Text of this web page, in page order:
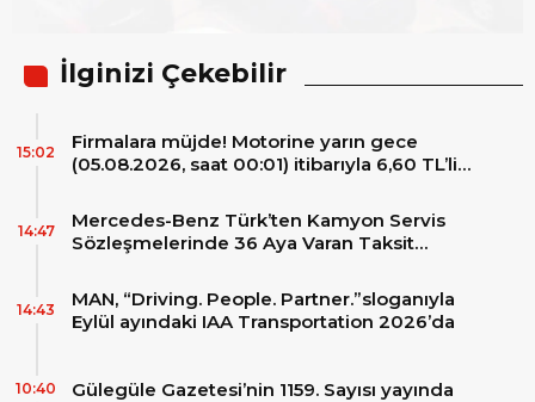
İlginizi Çekebilir
Firmalara müjde! Motorine yarın gece
(05.08.2026, saat 00:01) itibarıyla 6,60 TL’lik
15:02
Mercedes-Benz Türk’ten Kamyon Servis
Sözleşmelerinde 36 Aya Varan Taksit
14:47
MAN, “Driving. People. Partner.”sloganıyla
Eylül ayındaki IAA Transportation 2026’da
14:43
Gülegüle Gazetesi’nin 1159. Sayısı yayında
10:40